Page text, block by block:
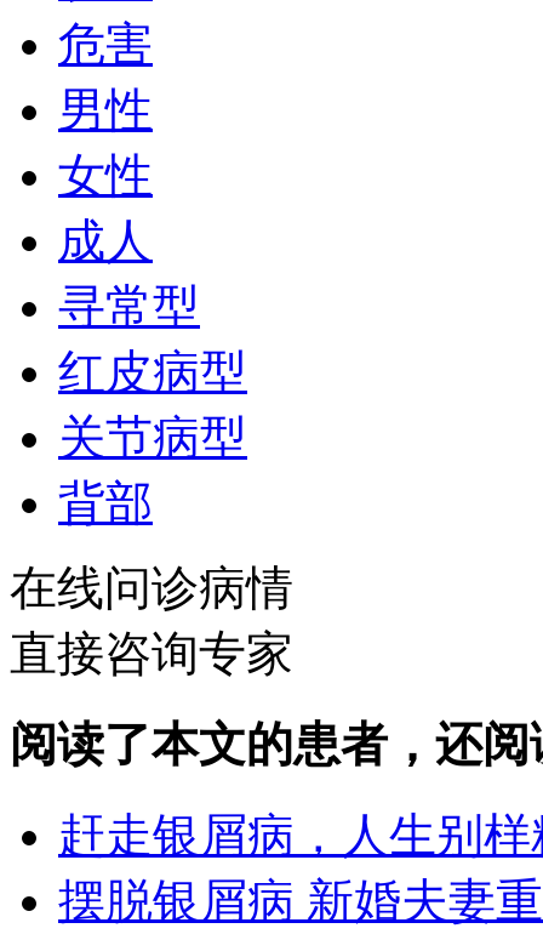
危害
男性
女性
成人
寻常型
红皮病型
关节病型
背部
在线问诊病情
直接咨询专家
阅读了本文的患者，还
赶走银屑病，人生别
摆脱银屑病 新婚夫妻